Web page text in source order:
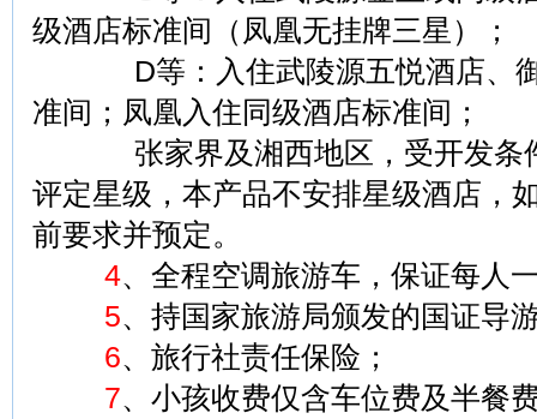
级酒店标准间（凤凰无挂牌三星）；
D等：入住武陵源五悦酒店、御
准间；凤凰入住同级酒店标准间；
张家界及湘西地区，受开发条
评定星级，本产品不安排星级酒店，
前要求并预定。
4、全程空调旅游车，保证每人
5、持国家旅游局颁发的国证导
6、旅行社责任保险；
7、小孩收费仅含车位费及半餐